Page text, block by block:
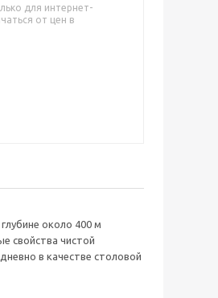
может употребляться
для интернет-
от цен в
около 400 м
свойства чистой
в качестве столовой